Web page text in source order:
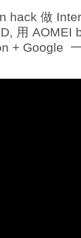
hack 做
用 AOMEI
+ Google